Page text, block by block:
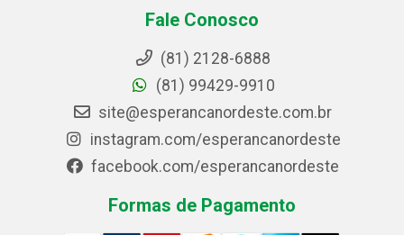
Fale Conosco
(81) 2128-6888
(81) 99429-9910
site@esperancanordeste.com.br
instagram.com/esperancanordeste
facebook.com/esperancanordeste
Formas de Pagamento